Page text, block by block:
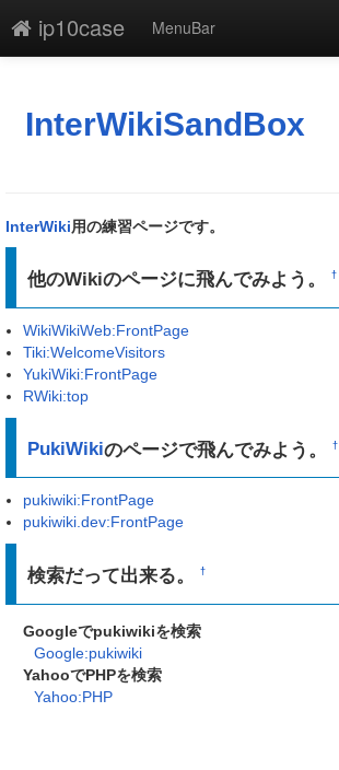
ip10case
MenuBar
添付
一覧
単語検索
InterWikiSandBox
InterWiki用の練習ページです。
他のWikiのページに飛んでみよう。†
WikiWikiWeb:FrontPage
Tiki:WelcomeVisitors
YukiWiki:FrontPage
RWiki:top
PukiWikiのページで飛んでみよう。†
pukiwiki:FrontPage
pukiwiki.dev:FrontPage
検索だって出来る。†
Googleでpukiwikiを検索
Google:pukiwiki
YahooでPHPを検索
Yahoo:PHP